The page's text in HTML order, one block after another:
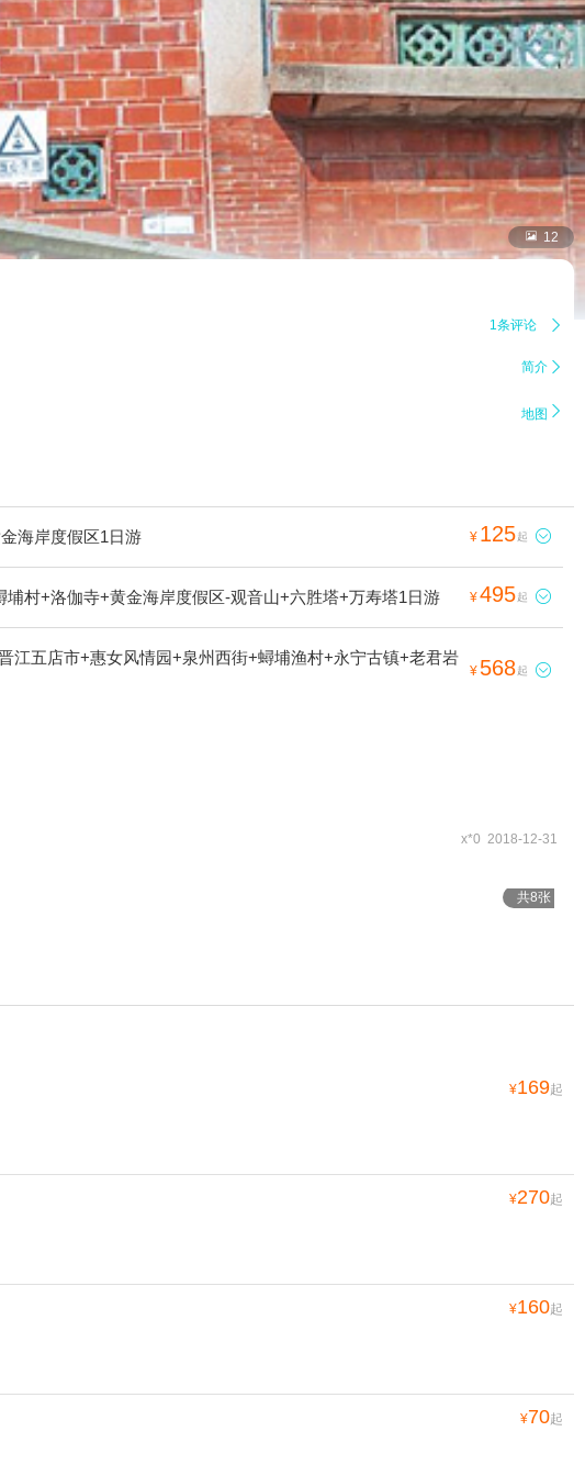
 12
1条评论 
简介 
地图 
海岸度假区1日游 ¥ 125起 
村+洛伽寺+黄金海岸度假区-观音山+六胜塔+万寿塔1日游 ¥495起 
江五店市+惠女风情园+泉州西街+蟳埔渔村+永宁古镇+老君岩
¥ 568起 
x*0 2018-12-31
共8张
¥169起
¥270起
¥160起
¥70起